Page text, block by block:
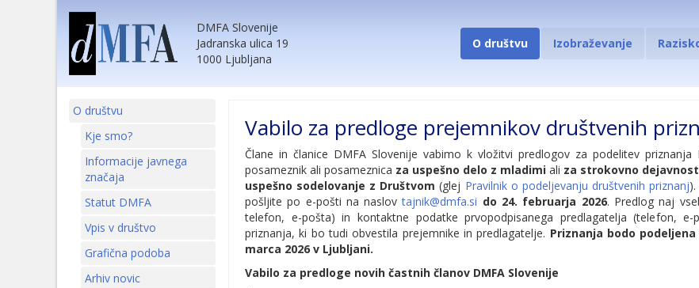
DMFA Slovenije
Jadranska ulica 19
1000 Ljubljana
O društvu Izobraževanje
O društvu
Kje smo?
Informacije javnega
značaja
Statut DMFA
Vpis v društvo
Grafična podoba
Arhiv novic
Vabilo za predloge prejemnikov društvenih
Člane in članice DMFA Slovenije vabimo k vložitvi predlogov za podelitev
posameznik ali posameznica za uspešno delo z mladimi ali za strokovno dejavnost
uspešno sodelovanje z Društvom (glej Pravilnik o podeljevanju društvenih priznanj
pošljite po e-pošti na naslovtajnik@dmfa.si do 24. februarja 2026. Predlog naj
telefon, e-pošta) in kontaktne podatke prvopodpisanega predlagatelja (telefon,
priznanja, ki bo tudi obvestila prejemnike in predlagatelje. Priznanja bodo
marca 2026 v Ljubljani.
Vabilo za predloge novih častnih članov DMFA Slovenije